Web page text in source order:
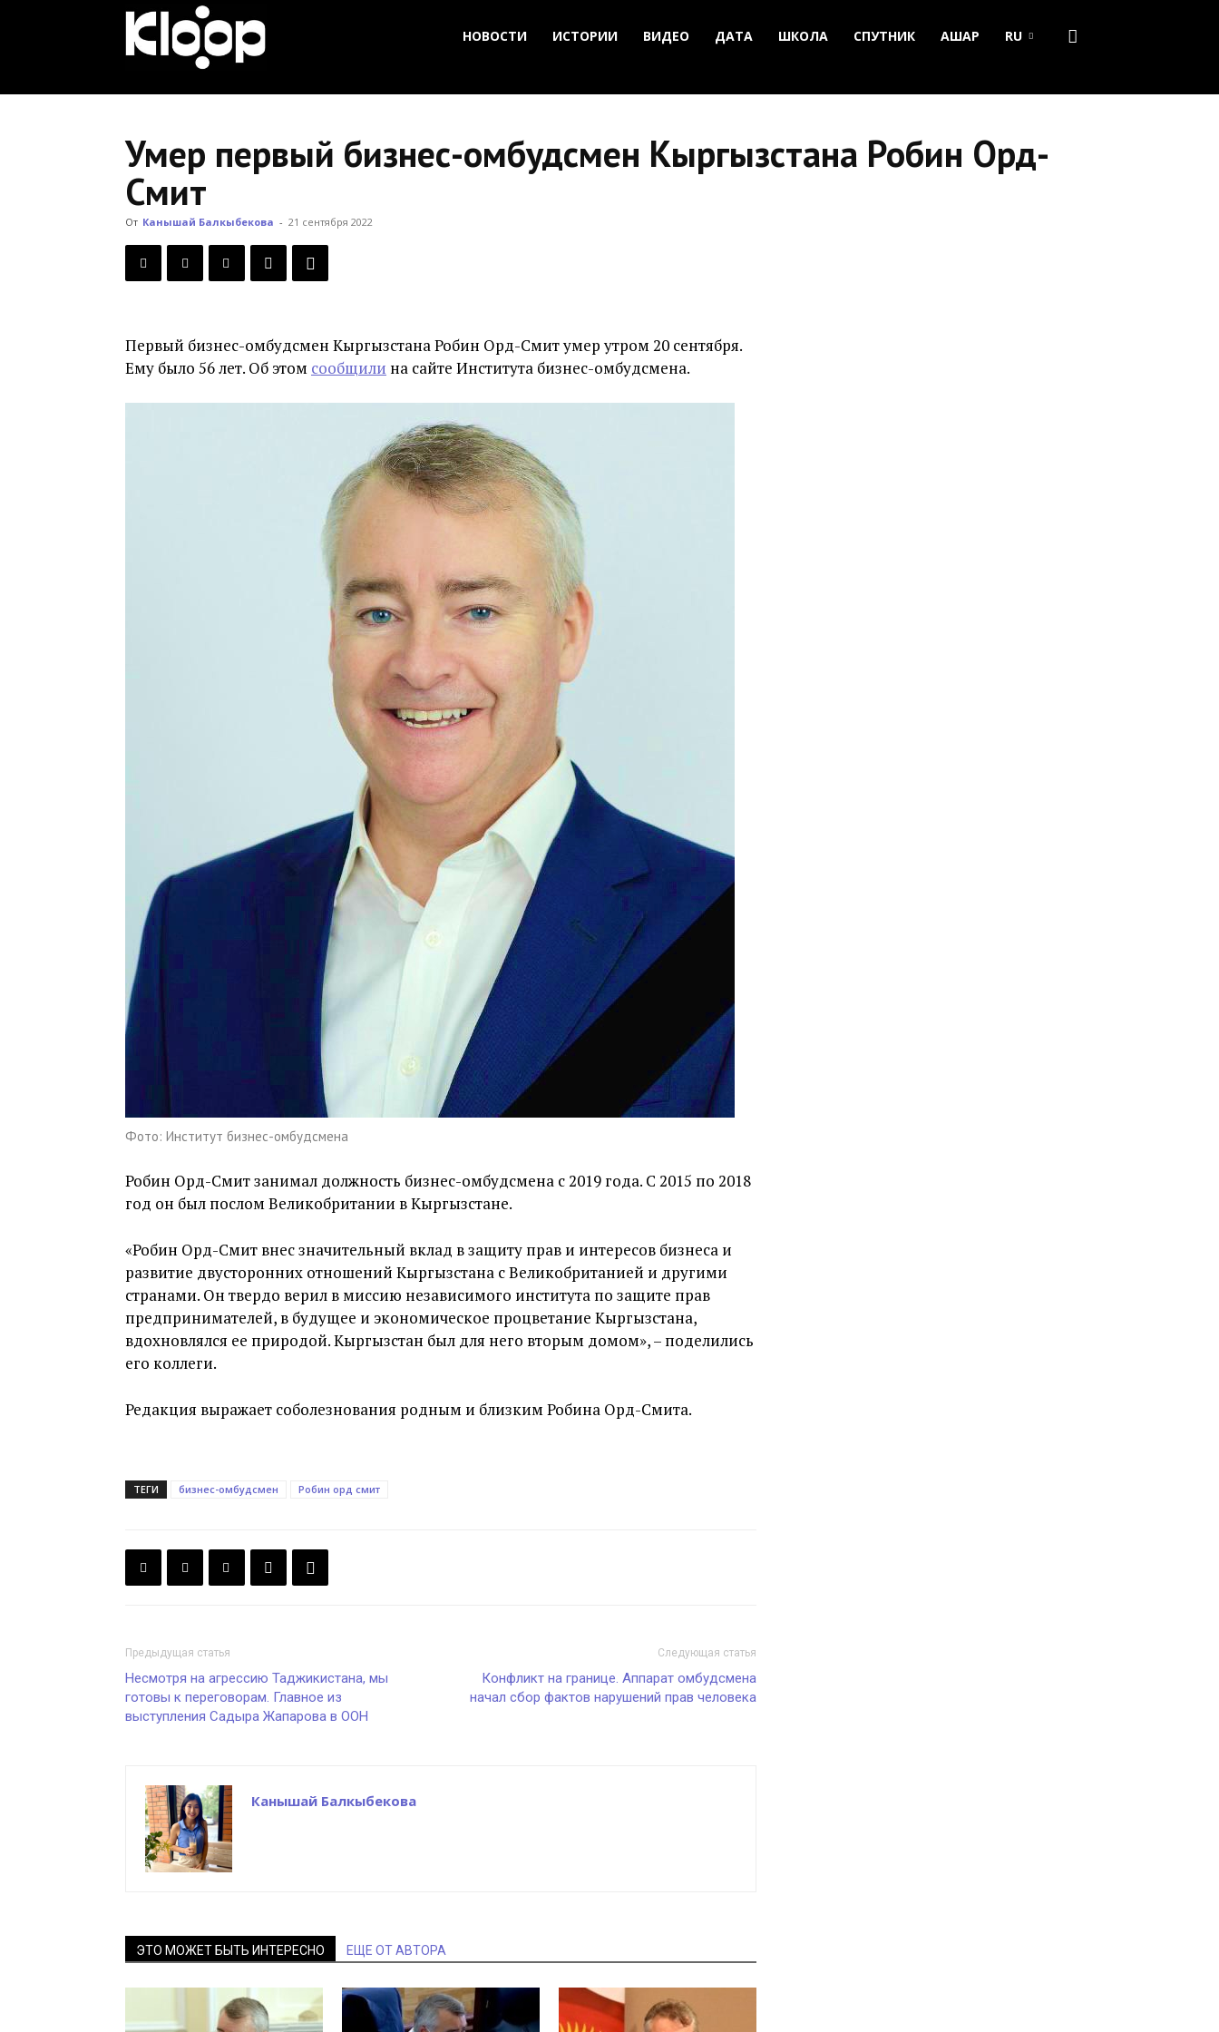
Кыргызстана
НОВОСТИ ИСТОРИИ ВИДЕО ДАТА ШКОЛА СПУТНИК АШАР RU
Умер первый бизнес-омбудсмен Кыргызстана Робин Орд-
Смит
От Канышай Балкыбекова - 21 сентября 2022
Первый бизнес-омбудсмен Кыргызстана Робин Орд-Смит умер утром 20 сентября.
Ему было 56 лет. Об этом сообщили на сайте Института бизнес-омбудсмена.
Фото: Институт бизнес-омбудсмена
Робин Орд-Смит занимал должность бизнес-омбудсмена с 2019 года. С 2015 по 2018
год он был послом Великобритании в Кыргызстане.
«Робин Орд-Смит внес значительный вклад в защиту прав и интересов бизнеса и
развитие двусторонних отношений Кыргызстана с Великобританией и другими
странами. Он твердо верил в миссию независимого института по защите прав
предпринимателей, в будущее и экономическое процветание Кыргызстана,
вдохновлялся ее природой. Кыргызстан был для него вторым домом», – поделились
его коллеги.
Редакция выражает соболезнования родным и близким Робина Орд-Смита.
ТЕГИ бизнес-омбудсмен Робин орд смит
Предыдущая статья
Несмотря на агрессию Таджикистана, мы
готовы к переговорам. Главное из
выступления Садыра Жапарова в ООН
Следующая статья
Конфликт на границе. Аппарат омбудсмена
начал сбор фактов нарушений прав человека
Канышай Балкыбекова
ЭТО МОЖЕТ БЫТЬ ИНТЕРЕСНО ЕЩЕ ОТ АВТОРА